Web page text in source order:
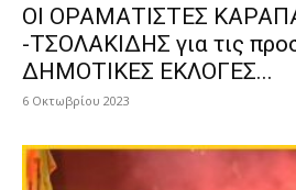
ΟΙ ΟΡΑΜΑΤΙΣΤΕΣ
-ΤΣΟΛΑΚΙΔΗΣ για τις
ΔΗΜΟΤΙΚΕΣ ΕΚΛΟΓΕΣ...
6 Οκτωβρίου 2023